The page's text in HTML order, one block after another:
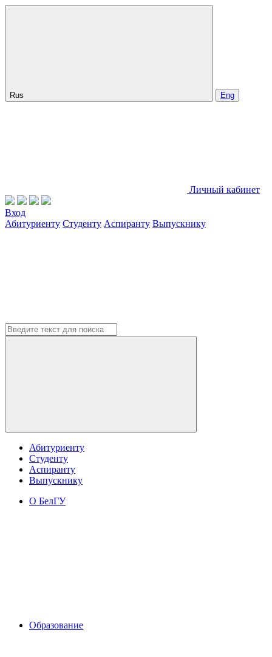
Rus Eng
Личный кабинет
Вход
Абитуриенту Студенту Аспиранту Выпускнику
Абитуриенту
Студенту
Аспиранту
Выпускнику
О БелГУ
Образование